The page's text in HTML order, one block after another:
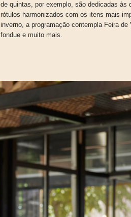
de quintas, por exemplo, são dedicadas às
rótulos harmonizados com os itens mais
inverno, a programação contempla Feira
fondue e muito mais.